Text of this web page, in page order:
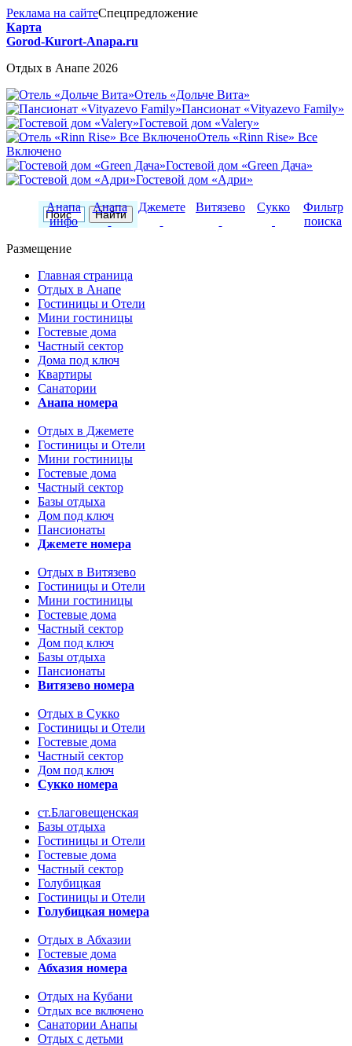
Реклама на сайтеСпецпредложение
Карта
Gorod-Kurort-Anapa.ru
Отдых в Анапе 2026
Отель «Дольче Вита»
Пансионат «Vityazevo Family»
Гостевой дом «Valery»
Отель «Rinn Rise» Все
Включено
Гостевой дом «Green Дача»
Гостевой дом «Адри»
Анапа
инфо
Анапа Джемете Витязево Сукко
Фильтр
поиска
Размещение
Главная страница
Отдых в Анапе
Гостиницы и Отели
Мини гостиницы
Гостевые дома
Частный сектор
Дома под ключ
Квартиры
Санатории
Анапа номера
Отдых в Джемете
Гостиницы и Отели
Мини гостиницы
Гостевые дома
Частный сектор
Базы отдыха
Дом под ключ
Пансионаты
Джемете номера
Отдых в Витязево
Гостиницы и Отели
Мини гостиницы
Гостевые дома
Частный сектор
Дом под ключ
Базы отдыха
Пансионаты
Витязево номера
Отдых в Сукко
Гостиницы и Отели
Гостевые дома
Частный сектор
Дом под ключ
Сукко номера
ст.Благовещенская
Базы отдыха
Гостиницы и Отели
Гостевые дома
Частный сектор
Голубицкая
Гостиницы и Отели
Голубицкая номера
Отдых в Абхазии
Гостевые дома
Абхазия номера
Отдых на Кубани
Отдых все включено
Санатории Анапы
Отдых с детьми